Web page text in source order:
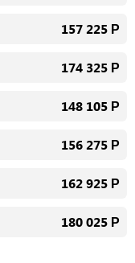
157 225 Р
174 325 Р
148 105 Р
156 275 Р
162 925 Р
180 025 Р